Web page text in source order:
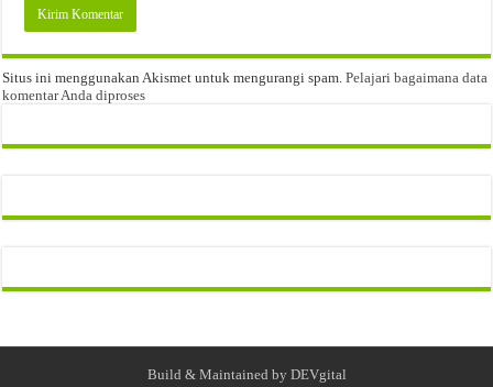
Situs ini menggunakan Akismet untuk mengurangi spam.Pelajari bagaimana data
komentar Anda diproses
Build & Maintained by DEVgital